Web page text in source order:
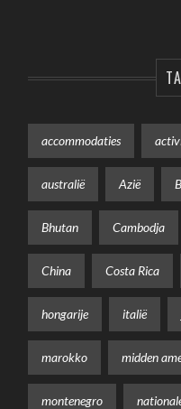
accommodaties
australië Azië
Bhutan Cambodja
China Costa Rica
hongarije italië
marokko midden
montenegro